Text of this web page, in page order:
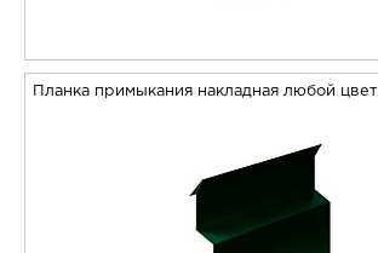
Планка примыкания накладная любой цвет